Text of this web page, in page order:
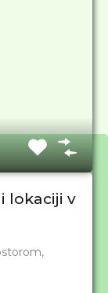
lokaciji v
doma!